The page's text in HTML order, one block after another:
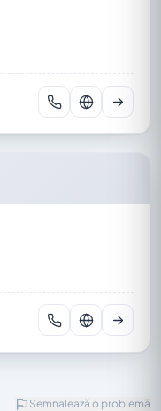
Semnalează o problemă